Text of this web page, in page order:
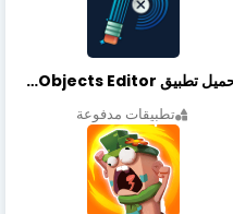
تحميل تطبيق Retouch Remove Objects Editor مهكرة اخر إصدار
تطبيقات مدفوعة